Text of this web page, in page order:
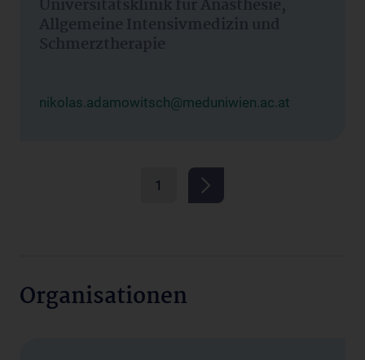
Universitätsklinik für Anästhesie,
Allgemeine Intensivmedizin und
Schmerztherapie
nikolas.adamowitsch@meduniwien.ac.at
1
Organisationen